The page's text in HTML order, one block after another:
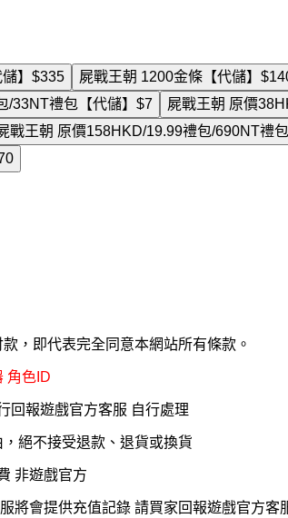
】 $335 屍戰王朝 1200金條【代儲】
33NT禮包【代儲】 $7 屍戰王朝 原價
戰王朝 原價158HKD/19.99禮包/690NT禮包
，即代表完全同意本網站所有條款。
角色ID
回報遊戲官方客服 自行處理
絕不接受退款、退貨或換貨
非遊戲官方
將會提供充值記錄 請買家回報遊戲官方客